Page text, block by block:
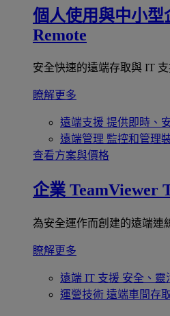
個人使用與中小型
Remote
安全快速的遠端存取與 IT 支
瞭解更多
遠端支援 提供即時、
遠端管理 監控和管理
查看方案與價格
企業 TeamViewer
為安全運作而創建的遠端連
瞭解更多
遠端 IT 支援 安全、靈
運營技術 遠端車間存